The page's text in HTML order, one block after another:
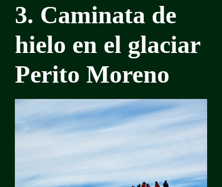
3. Caminata de
hielo en el glaciar
Perito Moreno